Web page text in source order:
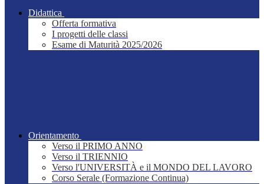
Didattica
Offerta formativa
I progetti delle classi
Esame di Maturità 2025/2026
Orientamento
Verso il PRIMO ANNO
Verso il TRIENNIO
Verso l'UNIVERSITÀ e il MONDO DEL LAVORO
Corso Serale (Formazione Continua)